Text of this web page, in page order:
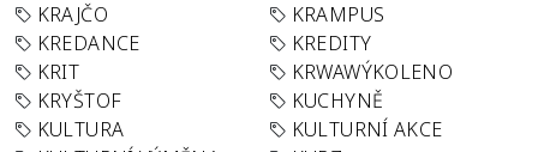
KRAJČO
KRAMPUS
KREDANCE
KREDITY
KRIT
KRWAWÝKOLENO
KRYŠTOF
KUCHYNĚ
KULTURA
KULTURNÍ AKCE